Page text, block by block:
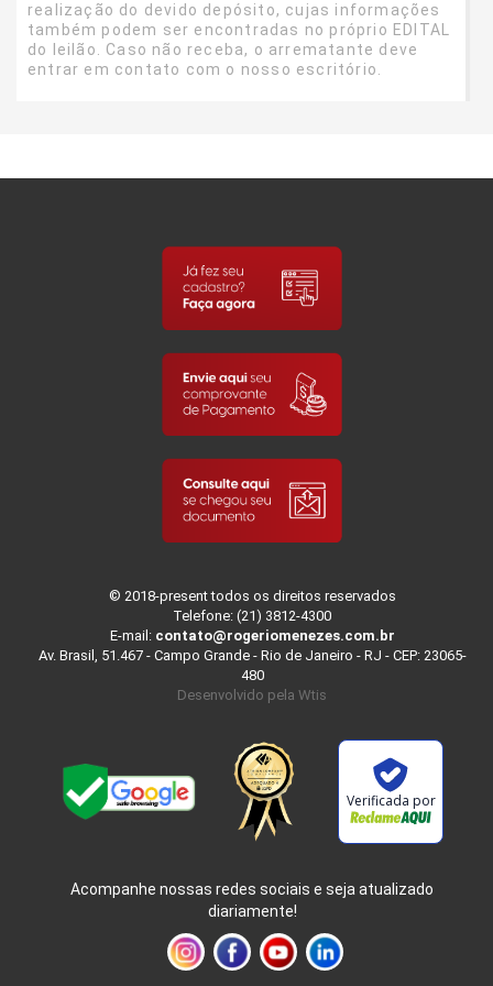
realização do devido depósito, cujas informações
também podem ser encontradas no próprio EDITAL
do leilão. Caso não receba, o arrematante deve
entrar em contato com o nosso escritório.
© 2018-present todos os direitos reservados
Telefone: (21) 3812-4300
E-mail: contato@rogeriomenezes.com.br
Av. Brasil, 51.467 - Campo Grande - Rio de Janeiro - RJ - CEP: 23065-
480
Desenvolvido pela Wtis
Verificada por
Acompanhe nossas redes sociais e seja atualizado
diariamente!